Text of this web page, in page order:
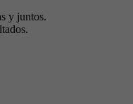
y juntos.